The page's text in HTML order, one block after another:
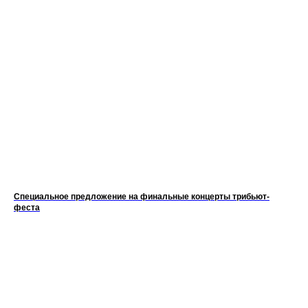
Специальное предложение на финальные концерты трибьют-
феста